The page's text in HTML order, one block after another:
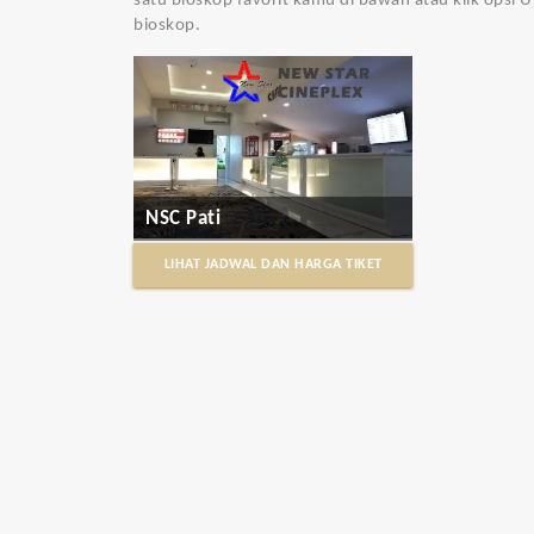
bioskop.
NSC Pati
LIHAT JADWAL DAN HARGA TIKET